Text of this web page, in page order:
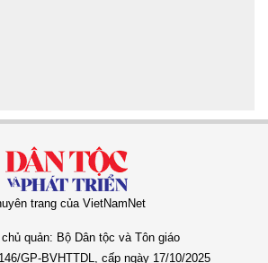
trang của VietNamNet
quản: Bộ Dân tộc và Tôn giáo
GP-BVHTTDL, cấp ngày 17/10/2025